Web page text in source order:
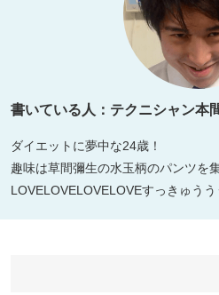
書いている人：テクニシャン本
ダイエットに夢中な24歳！
趣味は草間彌生の水玉柄のパンツを
LOVELOVELOVELOVEすっきゅう